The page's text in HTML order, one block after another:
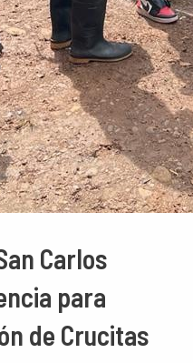
Carlos
para
de Crucitas